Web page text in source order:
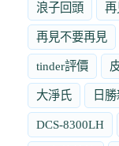
浪子回頭 再
再見不要再見
tinder評價
大淨氏 日
DCS-8300LH